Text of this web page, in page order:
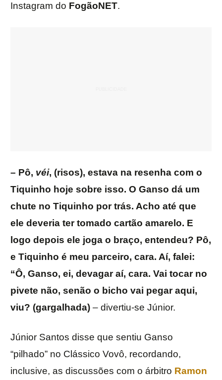
Instagram do FogãoNET.
– Pô, véi, (risos), estava na resenha com o
Tiquinho hoje sobre isso. O Ganso dá um
chute no Tiquinho por trás. Acho até que
ele deveria ter tomado cartão amarelo. E
logo depois ele joga o braço, entendeu? Pô,
e Tiquinho é meu parceiro, cara. Aí, falei:
“Ô, Ganso, ei, devagar aí, cara. Vai tocar no
pivete não, senão o bicho vai pegar aqui,
viu? (gargalhada) – divertiu-se Júnior.
Júnior Santos disse que sentiu Ganso
“pilhado” no Clássico Vovô, recordando,
inclusive, as discussões com o árbitro Ramon